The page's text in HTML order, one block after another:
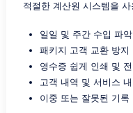
적절한 계산원 시스템을
일일 및 주간 수입 파악
패키지 고객 교환 방지
영수증 쉽게 인쇄 및
고객 내역 및 서비스
이중 또는 잘못된 기록